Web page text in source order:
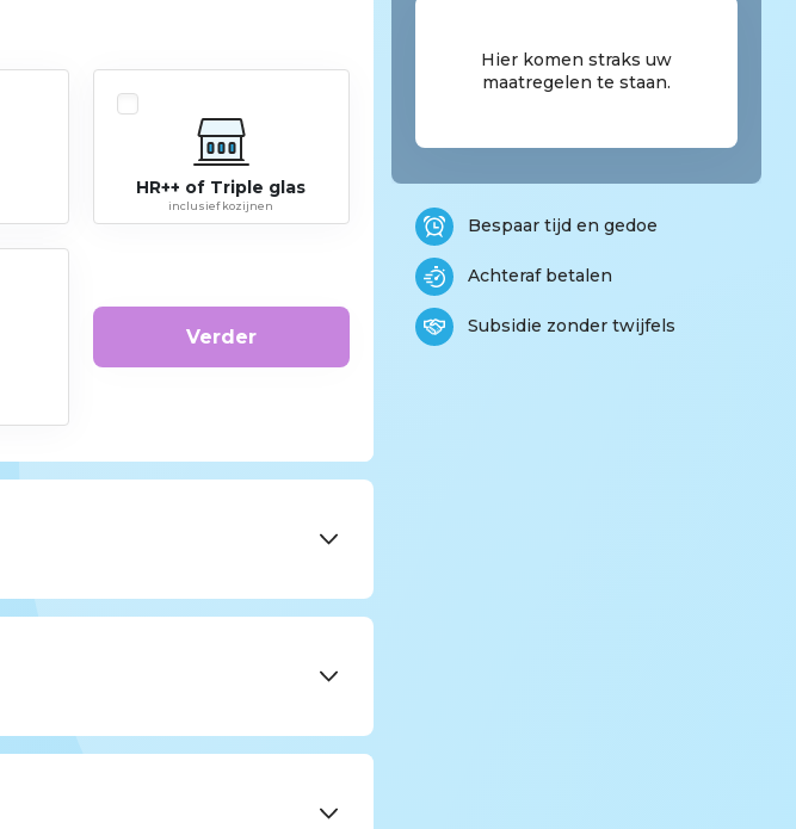
HR++ of Triple glas
inclusief kozijnen
Verder
Hier komen straks uw
maatregelen te staan.
Bespaar tijd en gedoe
Achteraf betalen
Subsidie zonder twijfels